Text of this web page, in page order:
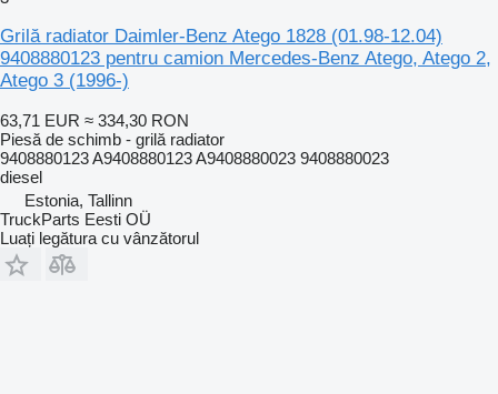
Grilă radiator Daimler-Benz Atego 1828 (01.98-12.04)
9408880123 pentru camion Mercedes-Benz Atego, Atego 2,
Atego 3 (1996-)
63,71 EUR ≈ 334,30 RON
Piesă de schimb - grilă radiator
9408880123 A9408880123 A9408880023 9408880023
diesel
Estonia, Tallinn
TruckParts Eesti OÜ
Luați legătura cu vânzătorul